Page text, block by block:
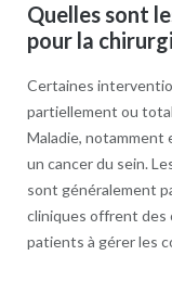
Quelles sont
pour la
Certaines
partiellement ou
Maladie, notamment
un cancer du sein.
sont généralement
cliniques offrent des
patients à gérer les